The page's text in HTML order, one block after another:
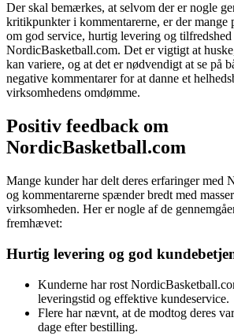
Der skal bemærkes, at selvom der er nogle
kritikpunkter i kommentarerne, er der mange
om god service, hurtig levering og
NordicBasketball.com. Det er vigtigt at
kan variere, og at det er nødvendigt at se på
negative kommentarer for at danne et
virksomhedens omdømme.
Positiv feedback om
NordicBasketball.com
Mange kunder har delt deres erfaringer med
og kommentarerne spænder bredt med
virksomheden. Her er nogle af de
fremhævet:
Hurtig levering og god
Kunderne har rost
leveringstid og effektive kundeservice.
Flere har nævnt, at de modtog deres
dage efter bestilling.